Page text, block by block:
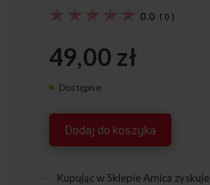
0.0 ( 0 )
49,00 zł
Dostępne
Dodaj do koszyka
Kupując w Sklepie Amica